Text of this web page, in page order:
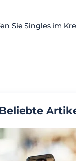
Sie Singles im
Beliebte